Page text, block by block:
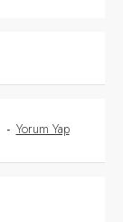
- Yorum Yap